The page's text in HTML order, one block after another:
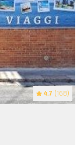
4.7 (168)